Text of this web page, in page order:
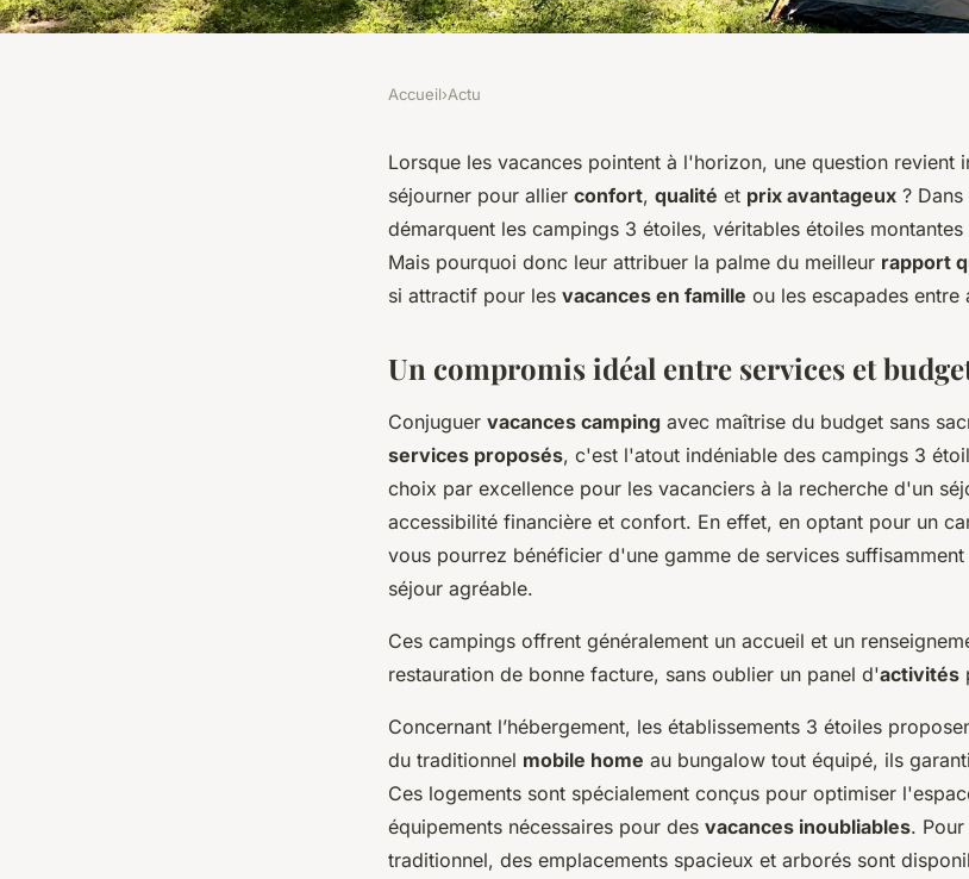
Les raisons de choisir un camping 3
Accueil›Actu
Lorsque les vacances pointent à l'horizon, une question revient
séjourner pour allier confort, qualité et prix avantageux ?
démarquent les campings 3 étoiles, véritables étoiles
Mais pourquoi donc leur attribuer la palme du meilleur rapport
si attractif pour les vacances en famille ou les escapades entre
Un compromis idéal entre services et
Conjuguer vacances camping avec maîtrise du budget sans
services proposés, c'est l'atout indéniable des campings 3
choix par excellence pour les vacanciers à la recherche d'un
accessibilité financière et confort. En effet, en optant pour un
vous pourrez bénéficier d'une gamme de services
séjour agréable.
Ces campings offrent généralement un accueil et un
restauration de bonne facture, sans oublier un panel d'activités
Concernant l’hébergement, les établissements 3 étoiles
du traditionnel mobile home au bungalow tout équipé, ils
Ces logements sont spécialement conçus pour optimiser
équipements nécessaires pour des vacances inoubliables.
traditionnel, des emplacements spacieux et arborés sont